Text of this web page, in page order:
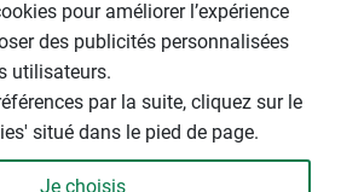
pour améliorer l’expérience
des publicités personnalisées
utilisateurs.
par la suite, cliquez sur le
situé dans le pied de page.
Je choisis